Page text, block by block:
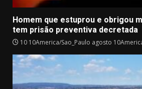
Homem que estuprou e obrigou
tem prisão preventiva decretada
10 10America/Sao_Paulo agosto